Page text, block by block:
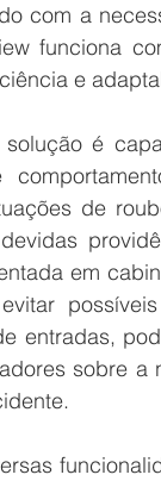
com a
funciona
e
é
de
em
entradas,
sobre a